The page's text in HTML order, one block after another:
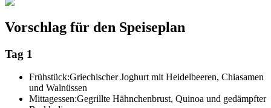
Vorschlag für den Speiseplan
Tag 1
Frühstück:Griechischer Joghurt mit Heidelbeeren, Chiasamen
und Walnüssen
Mittagessen:Gegrillte Hähnchenbrust, Quinoa und gedämpfter